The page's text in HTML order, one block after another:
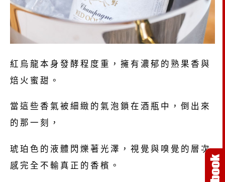
紅烏龍本身發酵程度重，擁有濃郁的熟果香與
焙火蜜甜。
當這些香氣被細緻的氣泡鎖在酒瓶中，倒出來
的那一刻，
琥珀色的液體閃爍著光澤，視覺與嗅覺的層次
感完全不輸真正的香檳。